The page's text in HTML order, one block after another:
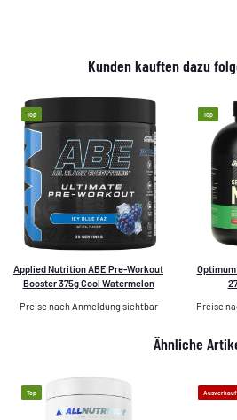
Kunden kauften dazu
Top
Applied Nutrition ABE Pre-Workout
Booster 375g Cool Watermelon
Preise nach Anmeldung sichtbar
Top
Preise
Ähnliche
Top